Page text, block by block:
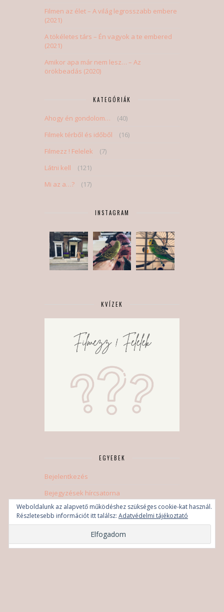
Filmen az élet – A világ legrosszabb embere
(2021)
A tökéletes társ – Én vagyok a te embered
(2021)
Amikor apa már nem lesz… – Az
örökbeadás (2020)
KATEGÓRIÁK
Ahogy én gondolom…
(40)
Filmek térből és időből
(16)
Filmezz ! Felelek
(7)
Látni kell
(121)
Mi az a…?
(17)
INSTAGRAM
KVÍZEK
EGYEBEK
Bejelentkezés
Bejegyzések hírcsatorna
Hozzászólások hírcsatorna
WordPress Magyarország
Weboldalunk az alapvető működéshez szükséges cookie-kat használ.
Részletesebb információt itt találsz: Adatvédelmi tájékoztató